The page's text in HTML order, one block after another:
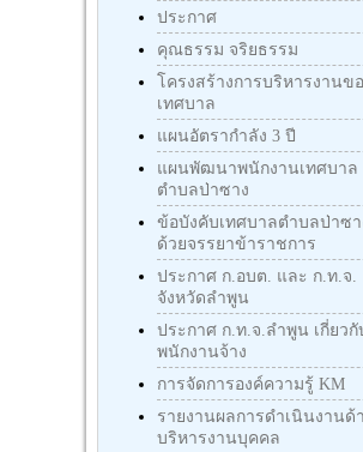
ประกาศ
คุณธรรม จริยธรรม
โครงสร้างการบริหารงานข
เทศบาล
แผนอัตรากำลัง 3 ปี
แผนพัฒนาพนักงานเทศบาล
ตำบลป่าซาง
ข้อบังคับเทศบาลตำบลป่าซา
ด้วยจรรยาข้าราชการ
ประกาศ ก.อบต. และ ก.ท.จ.
จังหวัดลำพูน
ประกาศ ก.ท.จ.ลำพูน เกี่ยวกั
พนักงานจ้าง
การจัดการองค์ความรู้ KM
รายงานผลการดำเนินงานด้
บริหารงานบุคคล